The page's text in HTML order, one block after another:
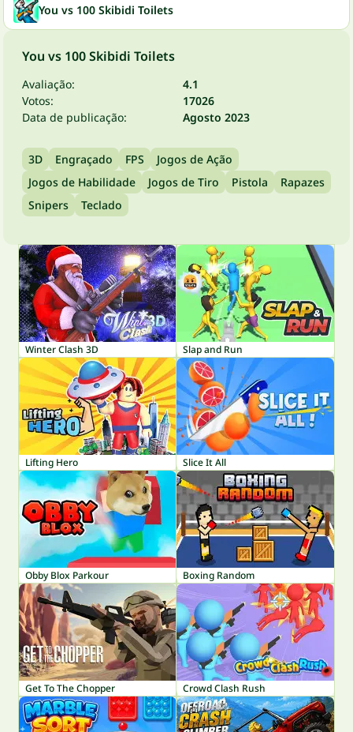
You vs 100 Skibidi Toilets
You vs 100 Skibidi Toilets
Avaliação:
4.1
Votos:
17026
Data de publicação:
Agosto 2023
3D Engraçado FPS
Jogos de Ação
Jogos de Habilidade
Jogos de Tiro Pistola
Rapazes
Snipers
Teclado
Winter Clash 3D Slap and Run
Lifting Hero Slice It All
Obby Blox Parkour Boxing Random
Get To The Chopper Crowd Clash Rush